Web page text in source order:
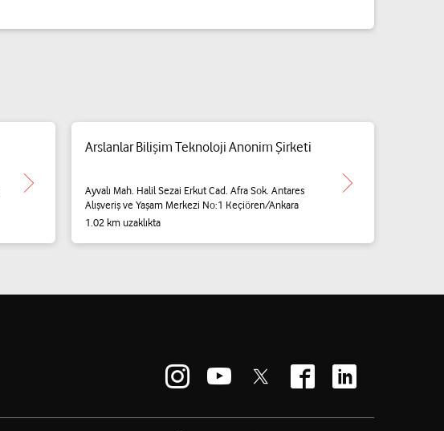
Arslanlar Bilişim Teknoloji Anonim Şirketi
Ayvalı Mah. Halil Sezai Erkut Cad. Afra Sok. Antares
Alışveriş ve Yaşam Merkezi No:1 Keçiören/Ankara
1.02 km uzaklıkta